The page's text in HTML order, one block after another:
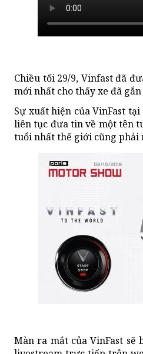
Chiều tối 29/9, Vinfast đã
mới nhất cho thấy xe đã
Sự xuất hiện của VinFast
liên tục đưa tin về một tên
tuổi nhất thế giới cũng phải
Màn ra mắt của VinFast